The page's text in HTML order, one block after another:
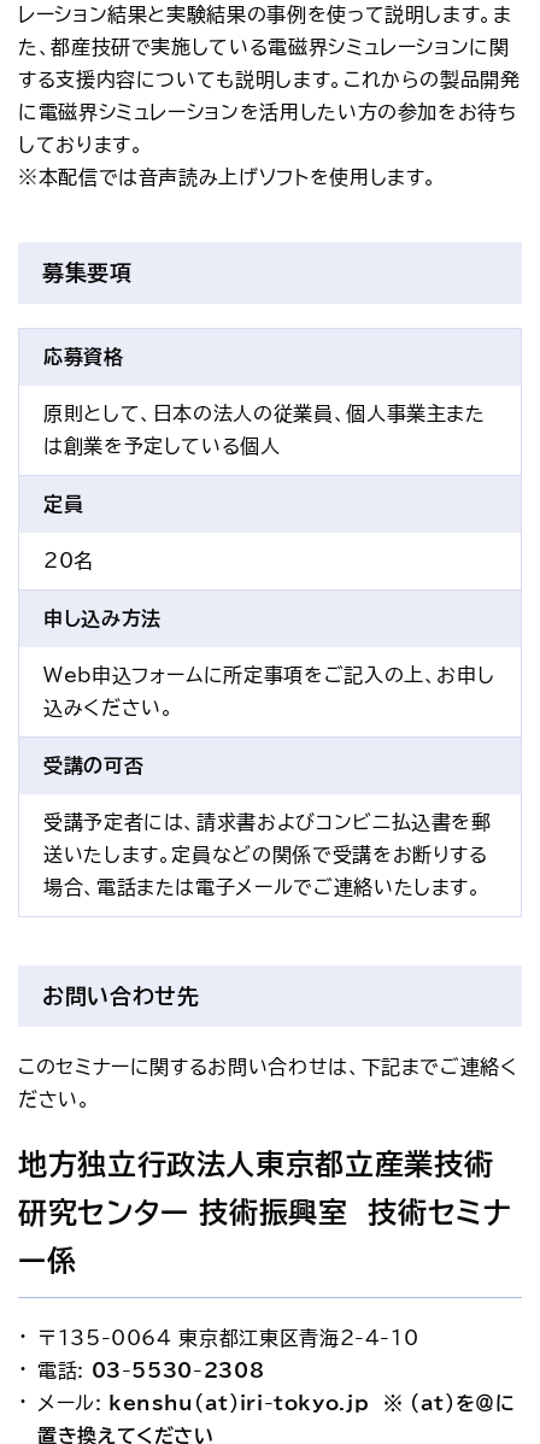
レーション結果と実験結果の事例を使って説明します。ま
た、都産技研で実施している電磁界シミュレーションに関
する支援内容についても説明します。これからの製品開発
に電磁界シミュレーションを活用したい方の参加をお待ち
しております。
※本配信では音声読み上げソフトを使用します。
募集要項
応募資格
原則として、日本の法人の従業員、個人事業主また
は創業を予定している個人
定員
20名
申し込み方法
Web申込フォームに所定事項をご記入の上、お申し
込みください。
受講の可否
受講予定者には、請求書およびコンビニ払込書を郵
送いたします。定員などの関係で受講をお断りする
場合、電話または電子メールでご連絡いたします。
お問い合わせ先
このセミナーに関するお問い合わせは、下記までご連絡く
ださい。
地方独立行政法人東京都立産業技術
研究センター 技術振興室　技術セミナ
ー係
〒135-0064 東京都江東区青海2-4-10
電話: 03-5530-2308
メール:
kenshu(at)iri-tokyo.jp　※ (at)を＠に
置き換えてください